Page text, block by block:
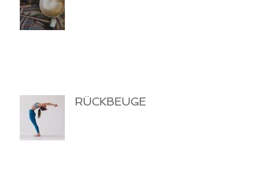
RÜCKBEUGE